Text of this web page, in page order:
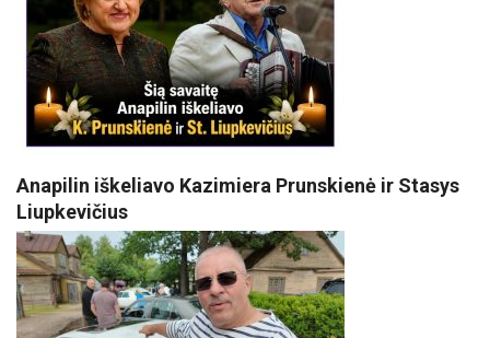
Anapilin iškeliavo Kazimiera Prunskienė ir Stasys
Liupkevičius